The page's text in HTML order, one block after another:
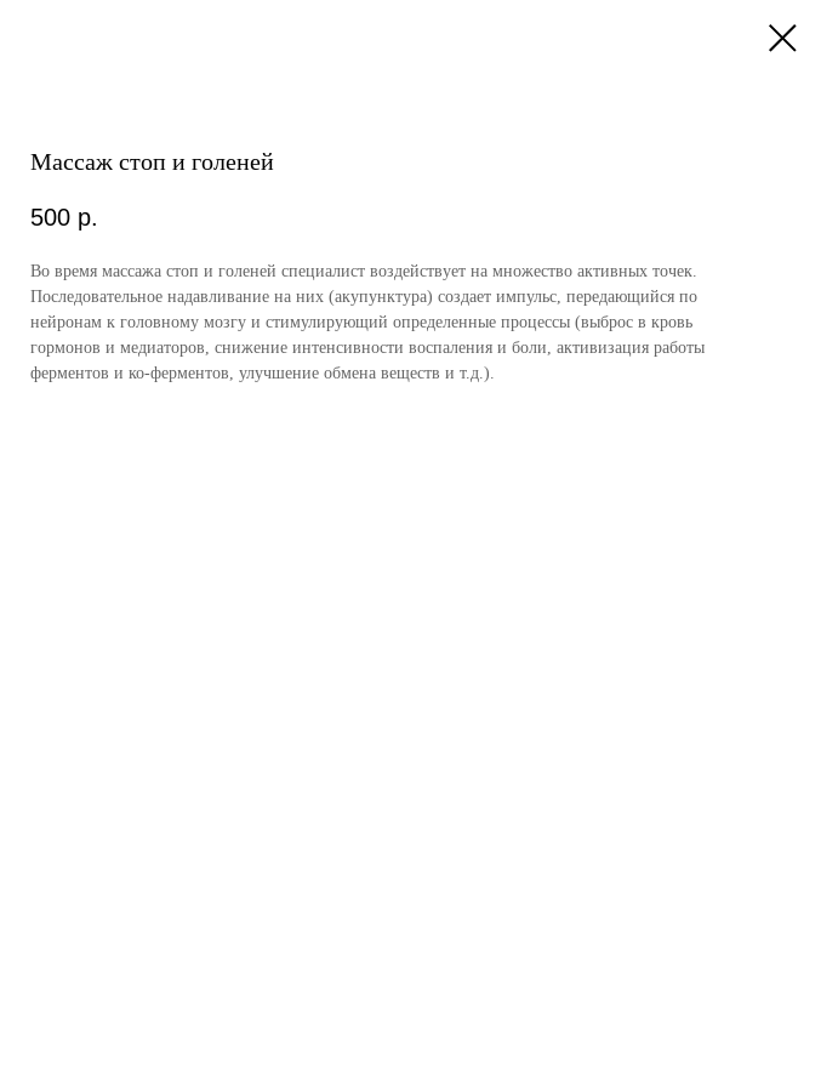
Массаж стоп и голеней
500 р.
Во время массажа стоп и голеней специалист воздействует на множество активных точек.
Последовательное надавливание на них (акупунктура) создает импульс, передающийся по
нейронам к головному мозгу и стимулирующий определенные процессы (выброс в кровь
гормонов и медиаторов, снижение интенсивности воспаления и боли, активизация работы
ферментов и ко-ферментов, улучшение обмена веществ и т.д.).